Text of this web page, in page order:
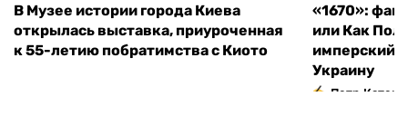
В Музее истории города Киева
открылась выставка, приуроченная
к 55-летию побратимства с Киото
«1670»:
или Как
имперский
Украину
Петр